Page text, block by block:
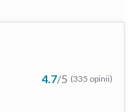
4.7/5 (335 opinii)